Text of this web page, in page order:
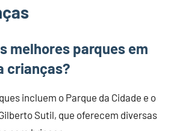
melhores parques em
crianças?
incluem o Parque da Cidade e o
Sutil, que oferecem diversas